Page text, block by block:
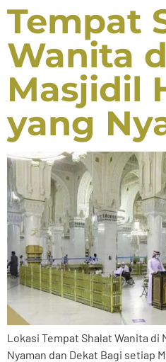
Tempat
Wanita
Masjidil
yang
Lokasi Tempat Shalat Wanita di
Nyaman dan Dekat Bagi setiap